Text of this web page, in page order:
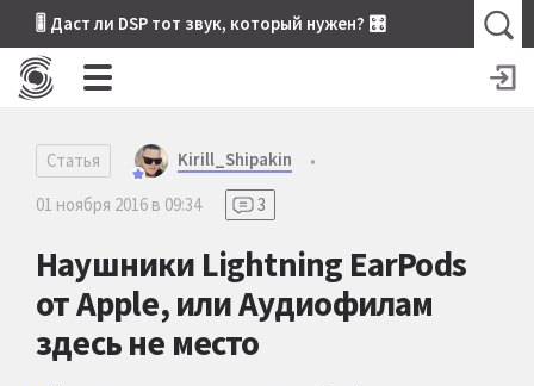
🎚 Даст ли DSP тот звук, который нужен? 🎛
Статья Kirill_Shipakin
•
01 ноября 2016 в 09:34
3
Наушники Lightning EarPods
от Apple, или Аудиофилам
здесь не место